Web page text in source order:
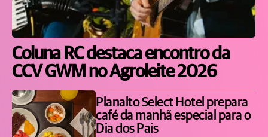
Coluna RC destaca encontro da
CCV GWM no Agroleite 2026
Planalto Select Hotel prepara
café da manhã especial para o
Dia dos Pais